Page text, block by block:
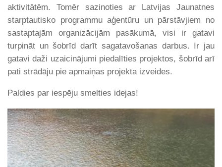
aktivitātēm. Tomēr sazinoties ar Latvijas Jaunatnes
starptautisko programmu aģentūru un pārstāvjiem no
sastaptajām organizācijām pasākumā, visi ir gatavi
turpināt un šobrīd darīt sagatavošanas darbus. Ir jau
gatavi daži uzaicinājumi piedalīties projektos, šobrīd arī
pati strādāju pie apmaiņas projekta izveides.
Paldies par iespēju smelties idejas!